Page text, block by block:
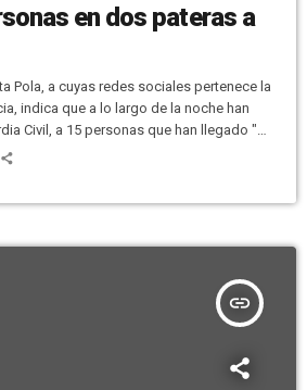
en dos pateras a
Pola, a cuyas redes sociales pertenece la
indica que a lo largo de la noche han
Civil, a 15 personas que han llegado "a
costa durante la madrugada". Dos
insert_link